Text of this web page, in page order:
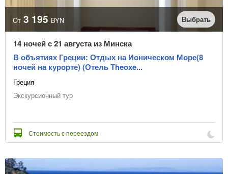
От 3 195 BYN Выбрать
14 ночей с 21 августа из Минска
В объятиях Греции: Отдых на Ионическом Море(8
ночей на курорте) (Отель Theoxe...
Греция
Экскурсионный тур
Стоимость с переездом